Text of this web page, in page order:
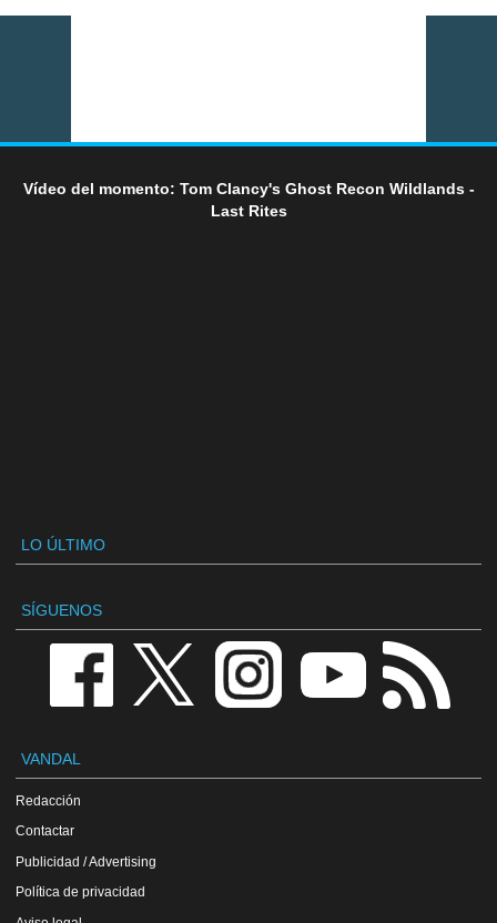
Vídeo del momento: Tom Clancy's Ghost Recon Wildlands -
Last Rites
LO ÚLTIMO
SÍGUENOS
VANDAL
Redacción
Contactar
Publicidad / Advertising
Política de privacidad